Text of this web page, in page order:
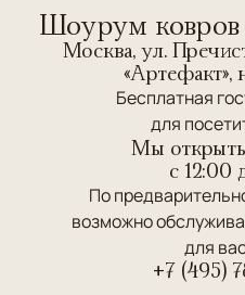
Шоурум
Москва, ул.
Бесплатная
для
Мы
c 12:00
По
возможно
для
+7 (495)